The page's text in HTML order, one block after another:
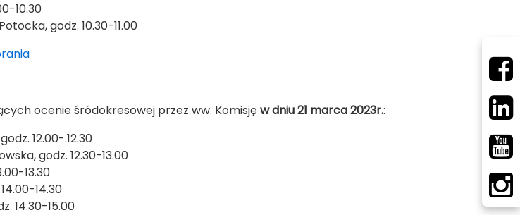
10.30
godz. 10.30-11.00
ocenie śródokresowej przez ww. Komisjęw dniu 21 marca 2023r.:
12.00-.12.30
godz. 12.30-13.00
13.30
14.30
14.30-15.00